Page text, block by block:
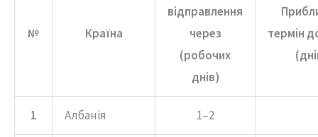
№ Країна
відправлення
через
(робочих
днів)
термін
1 Албанія 1–2